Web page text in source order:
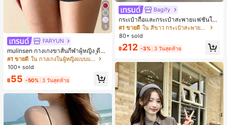
5
FARYUN
mulinsen กางเกงขาสั้นกีฬาผู้หญิง ดีไซ
น์ปลายเปิด เอวยืดหยุ่น กางเกงขาสั้น
ลำลองกีฬาฤดูร้อน ความยาว 3/4
#1 ขายดี
ใน กางเกงในผู้หญิงแบบแอคทีฟ
100+ sold
฿55 -50% 3 วันสุดท้าย
Bagify
กระเป๋าถือและกระเป๋าสะพายแฟชั่นให
ม่ ตกแต่งด้วยเข็มขัด เหมาะสำหรับงาน
ปาร์ตี้ การรวมตัว การออกไปข้างนอก ก
ารท่องเที่ยว การช้อปปิ้ง และการใช้งาน
ประจำวัน สามารถเก็บเหรียญ โทรศัพท์
เหมาะสำหรับกระเป๋าทำงานของพนักง
านออฟฟิศ นักศึกษามหาวิทยาลัย และ
พนักงานออฟฟิศ กระเป๋าผู้หญิงที่หรูหรา
#1 ขายดี
ใน สีขาว กระเป๋าสะพายผู้หญิง
80+ sold
฿212 -3% 3 วันสุดท้าย